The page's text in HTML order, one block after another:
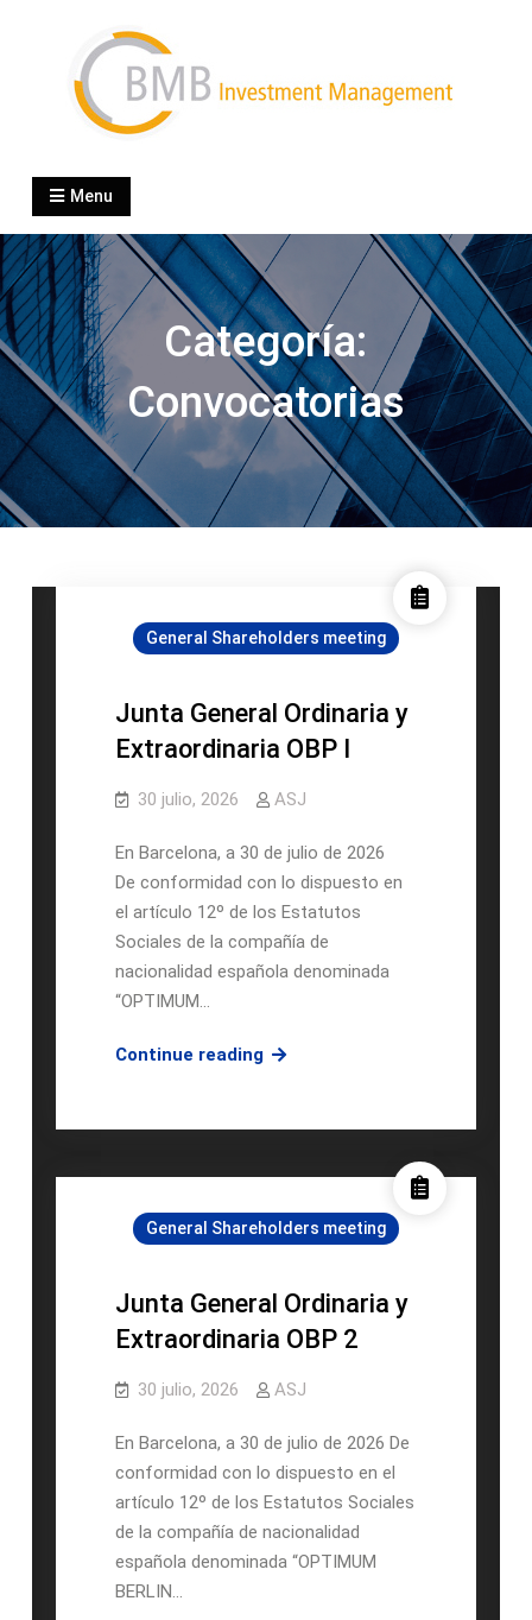
BMB Investment
boutique specialized in wealth management
Menu
Categoría:
Convocatorias
General Shareholders meeting
Junta General Ordinaria y
Extraordinaria OBP I
30 julio, 2026 ASJ
En Barcelona, a 30 de julio de 2026
De conformidad con lo dispuesto en
el artículo 12º de los Estatutos
Sociales de la compañía de
nacionalidad española denominada
“OPTIMUM…
Continue readingJunta
Extraordinaria
I
General Shareholders meeting
Junta General Ordinaria y
Extraordinaria OBP 2
30 julio, 2026 ASJ
En Barcelona, a 30 de julio de 2026 De
conformidad con lo dispuesto en el
artículo 12º de los Estatutos Sociales
de la compañía de nacionalidad
española denominada “OPTIMUM
BERLIN…